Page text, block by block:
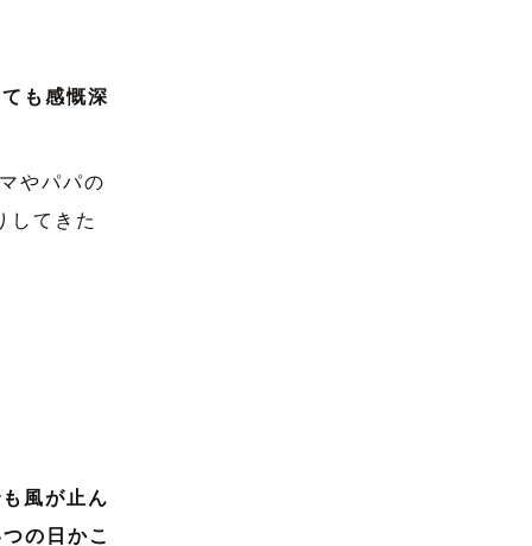
も感慨深
やパパの
してきた
風が止ん
の日かこ